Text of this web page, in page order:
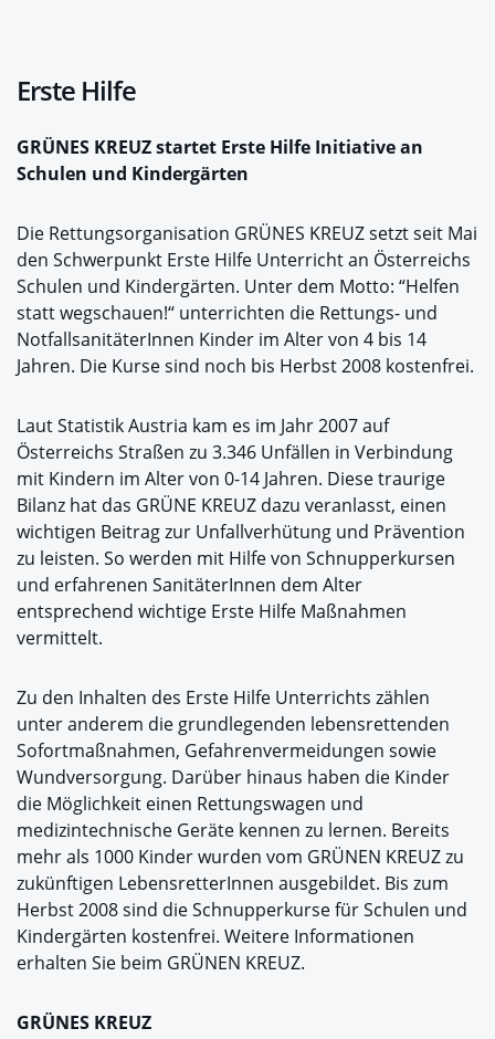
Erste Hilfe
GRÜNES KREUZ startet Erste Hilfe Initiative an
Schulen und Kindergärten
Die Rettungsorganisation GRÜNES KREUZ setzt seit Mai
den Schwerpunkt Erste Hilfe Unterricht an Österreichs
Schulen und Kindergärten. Unter dem Motto: “Helfen
statt wegschauen!“ unterrichten die Rettungs- und
NotfallsanitäterInnen Kinder im Alter von 4 bis 14
Jahren. Die Kurse sind noch bis Herbst 2008 kostenfrei.
Laut Statistik Austria kam es im Jahr 2007 auf
Österreichs Straßen zu 3.346 Unfällen in Verbindung
mit Kindern im Alter von 0-14 Jahren. Diese traurige
Bilanz hat das GRÜNE KREUZ dazu veranlasst, einen
wichtigen Beitrag zur Unfallverhütung und Prävention
zu leisten. So werden mit Hilfe von Schnupperkursen
und erfahrenen SanitäterInnen dem Alter
entsprechend wichtige Erste Hilfe Maßnahmen
vermittelt.
Zu den Inhalten des Erste Hilfe Unterrichts zählen
unter anderem die grundlegenden lebensrettenden
Sofortmaßnahmen, Gefahrenvermeidungen sowie
Wundversorgung. Darüber hinaus haben die Kinder
die Möglichkeit einen Rettungswagen und
medizintechnische Geräte kennen zu lernen. Bereits
mehr als 1000 Kinder wurden vom GRÜNEN KREUZ zu
zukünftigen LebensretterInnen ausgebildet. Bis zum
Herbst 2008 sind die Schnupperkurse für Schulen und
Kindergärten kostenfrei. Weitere Informationen
erhalten Sie beim GRÜNEN KREUZ.
GRÜNES KREUZ